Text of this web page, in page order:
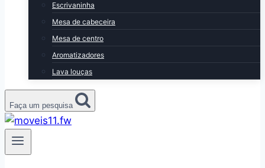
Escrivaninha
Mesa de cabeceira
Mesa de centro
Aromatizadores
Lava louças
Faça um pesquisa